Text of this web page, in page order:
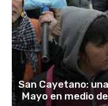
San Cayetano:
Mayo en medio